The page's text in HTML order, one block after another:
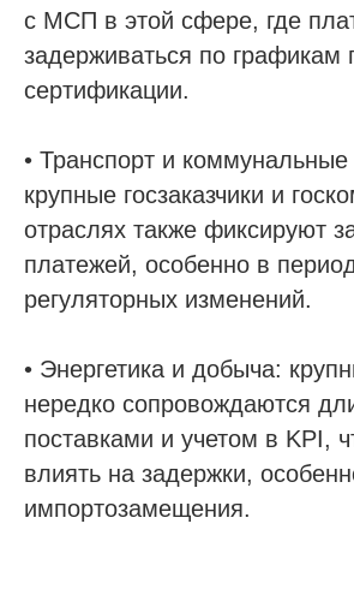
с МСП в этой сфере, где
задерживаться по графикам
сертификации.
• Транспорт и коммунальные
крупные госзаказчики и
отраслях также фиксируют
платежей, особенно в
регуляторных изменений.
• Энергетика и добыча:
нередко сопровождаются
поставками и учетом в KPI,
влиять на задержки,
импортозамещения.